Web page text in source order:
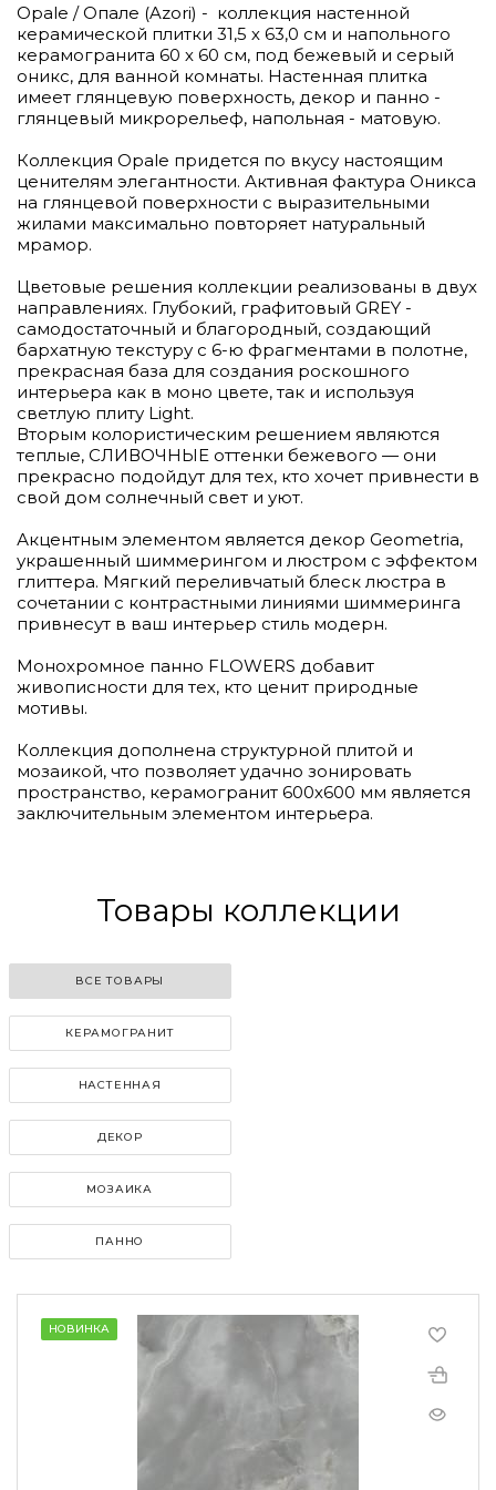
Opale / Опале (Azori) - коллекция настенной
керамической плитки 31,5 х 63,0 см и напольного
керамогранита 60 х 60 см, под бежевый и серый
оникс, для ванной комнаты. Настенная плитка
имеет глянцевую поверхность, декор и панно -
глянцевый микрорельеф, напольная - матовую.
Коллекция Opale придется по вкусу настоящим
ценителям элегантности. Активная фактура Оникса
на глянцевой поверхности с выразительными
жилами максимально повторяет натуральный
мрамор.
Цветовые решения коллекции реализованы в двух
направлениях. Глубокий, графитовый GREY -
самодостаточный и благородный, создающий
бархатную текстуру с 6-ю фрагментами в полотне,
прекрасная база для создания роскошного
интерьера как в моно цвете, так и используя
светлую плиту Light.
Вторым колористическим решением являются
теплые, СЛИВОЧНЫЕ оттенки бежевого — они
прекрасно подойдут для тех, кто хочет привнести в
свой дом солнечный свет и уют.
Акцентным элементом является декор Geometria,
украшенный шиммерингом и люстром с эффектом
глиттера. Мягкий переливчатый блеск люстра в
сочетании с контрастными линиями шиммеринга
привнесут в ваш интерьер стиль модерн.
Монохромное панно FLOWERS добавит
живописности для тех, кто ценит природные
мотивы.
Коллекция дополнена структурной плитой и
мозаикой, что позволяет удачно зонировать
пространство, керамогранит 600х600 мм является
заключительным элементом интерьера.
Товары коллекции
ВСЕ ТОВАРЫ
КЕРАМОГРАНИТ
НАСТЕННАЯ
ДЕКОР
МОЗАИКА
ПАННО
НОВИНКА